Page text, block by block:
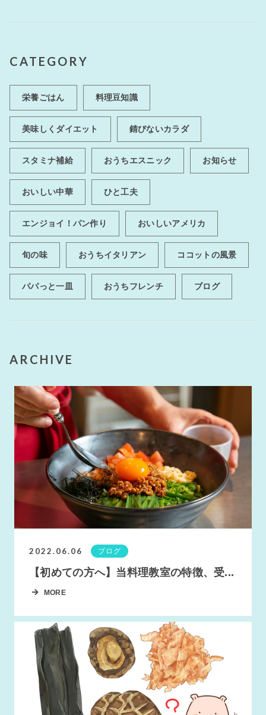
CATEGORY
栄養ごはん 料理豆知識
美味しくダイエット 錆びないカラダ
スタミナ補給 おうちエスニック お知らせ
おいしい中華 ひと工夫
エンジョイ！パン作り おいしいアメリカ
旬の味 おうちイタリアン ココットの風景
パパっと一皿 おうちフレンチ ブログ
ARCHIVE
2022.06.06 ブログ
【初めての方へ】当料理教室の特徴、受...
MORE